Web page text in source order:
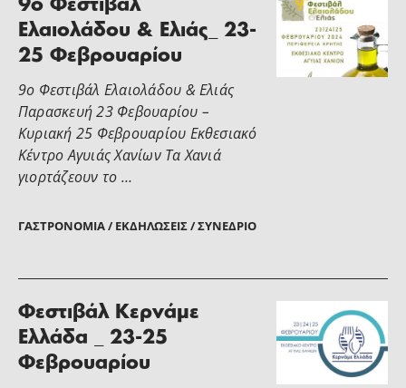
ΓΑΣΤΡΟΝΟΜΊΑ / ΕΚΔΗΛΏΣΕΙΣ / ΣΥΝΈΔΡΙΟ
9ο Φεστιβάλ
Ελαιολάδου & Ελιάς_ 23-
25 Φεβρουαρίου
9ο Φεστιβάλ Ελαιολάδου & Ελιάς
Παρασκευή 23 Φεβουαρίου –
Κυριακή 25 Φεβρουαρίου Εκθεσιακό
Κέντρο Αγυιάς Χανίων Τα Χανιά
γιορτάζεουν το …
Φεστιβάλ Κερνάμε
Ελλάδα _ 23-25
Φεβρουαρίου